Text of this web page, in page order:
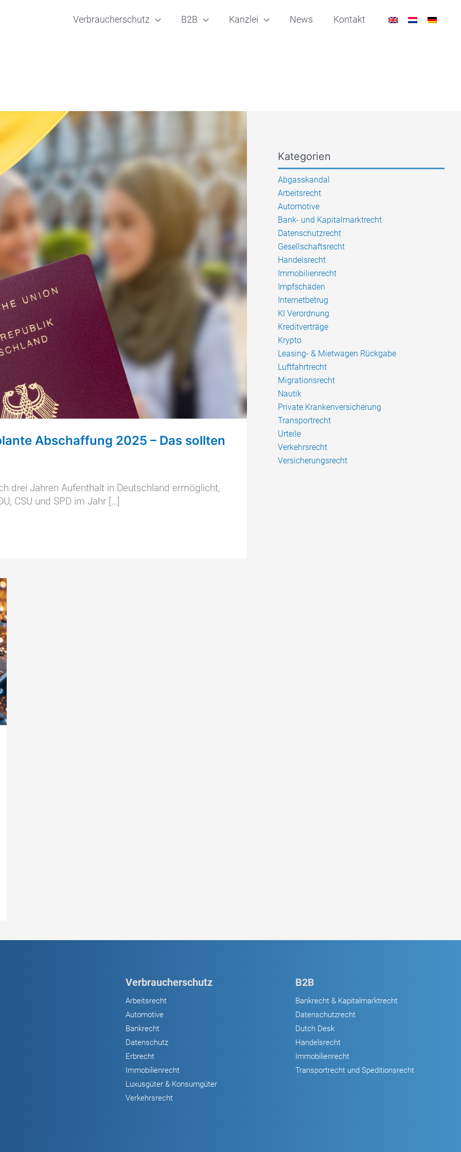
Verbraucherschutz B2B Kanzlei News Kontakt
Abschaffung 2025 – Das sollten
drei Jahren Aufenthalt in Deutschland ermöglicht,
CSU und SPD im Jahr […]
Kategorien
Abgasskandal
Arbeitsrecht
Automotive
Bank- und Kapitalmarktrecht
Datenschutzrecht
Gesellschaftsrecht
Handelsrecht
Immobilienrecht
Impfschäden
Internetbetrug
KI Verordnung
Kreditverträge
Krypto
Leasing- & Mietwagen Rückgabe
Luftfahrtrecht
Migrationsrecht
Nautik
Private Krankenversicherung
Transportrecht
Urteile
Verkehrsrecht
Versicherungsrecht
Verbraucherschutz
Arbeitsrecht
Automotive
Bankrecht
Datenschutz
Erbrecht
Immobilienrecht
Luxusgüter & Konsumgüter
Verkehrsrecht
B2B
Bankrecht & Kapitalmarktrecht
Datenschutzrecht
Dutch Desk
Handelsrecht
Immobilienrecht
Transportrecht und Speditionsrecht